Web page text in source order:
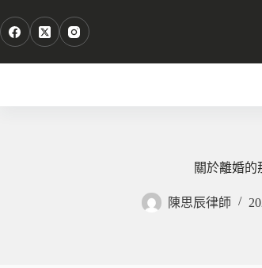
至
主
要
關於離婚的
陳思辰律師